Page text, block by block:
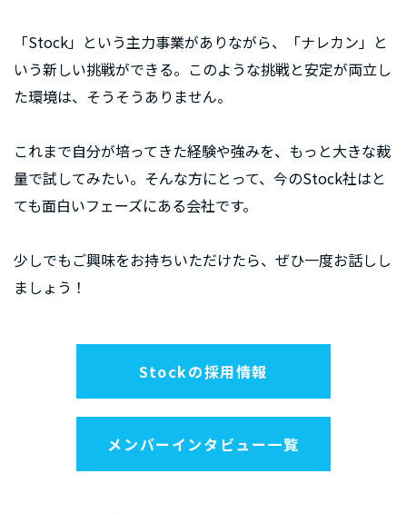
「Stock」という主力事業がありながら、「ナレカン」と
いう新しい挑戦ができる。このような挑戦と安定が両立し
た環境は、そうそうありません。
これまで自分が培ってきた経験や強みを、もっと大きな裁
量で試してみたい。そんな方にとって、今のStock社はと
ても面白いフェーズにある会社です。
少しでもご興味をお持ちいただけたら、ぜひ一度お話しし
ましょう！
Stockの採用情報
メンバーインタビュー一覧